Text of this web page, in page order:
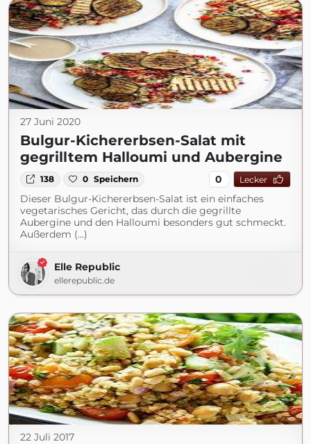
27 Juni 2020
Bulgur-Kichererbsen-Salat mit
gegrilltem Halloumi und Aubergine
138 0 Speichern 0 Lecker
Dieser Bulgur-Kichererbsen-Salat ist ein einfaches
vegetarisches Gericht, das durch die gegrillte
Aubergine und den Halloumi besonders gut schmeckt.
Außerdem (...)
Elle Republic
ellerepublic.de
22 Juli 2017